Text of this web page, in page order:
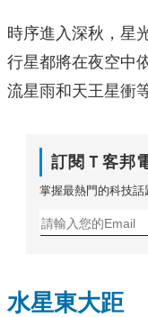
時序進入深秋，星
行星都將在夜空中
流星雨和天王星衝
訂閱Ｔ客邦
掌握最熱門的科技話
水星東大距